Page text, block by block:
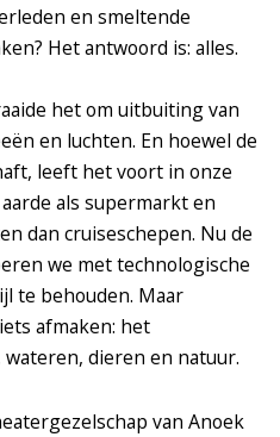
en smeltende
Het antwoord is: alles.
het om uitbuiting van
en luchten. En hoewel de
leeft het voort in onze
als supermarkt en
dan cruiseschepen. Nu de
we met technologische
te behouden. Maar
afmaken: het
dieren en natuur.
van Anoek